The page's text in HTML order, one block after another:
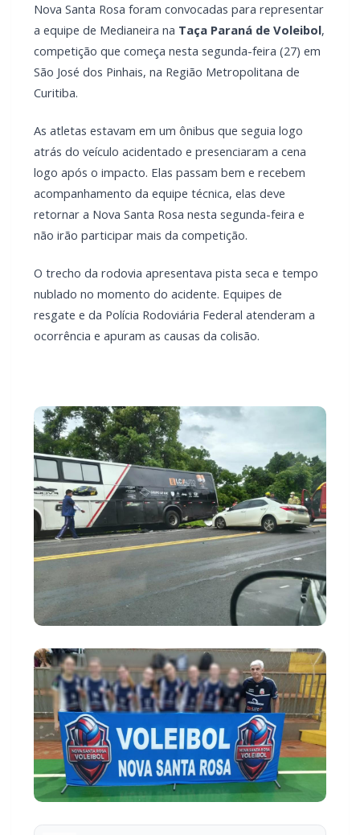
Nova Santa Rosa foram convocadas para representar
a equipe de Medianeira na Taça Paraná de Voleibol,
competição que começa nesta segunda-feira (27) em
São José dos Pinhais, na Região Metropolitana de
Curitiba.
As atletas estavam em um ônibus que seguia logo
atrás do veículo acidentado e presenciaram a cena
logo após o impacto. Elas passam bem e recebem
acompanhamento da equipe técnica, elas deve
retornar a Nova Santa Rosa nesta segunda-feira e
não irão participar mais da competição.
O trecho da rodovia apresentava pista seca e tempo
nublado no momento do acidente. Equipes de
resgate e da Polícia Rodoviária Federal atenderam a
ocorrência e apuram as causas da colisão.